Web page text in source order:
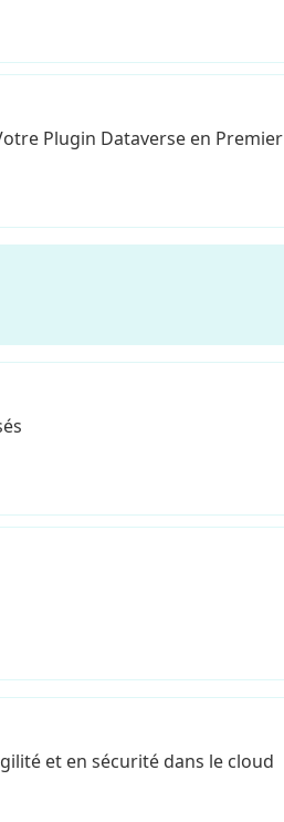
Plugin Dataverse en Premier
et en sécurité dans le cloud